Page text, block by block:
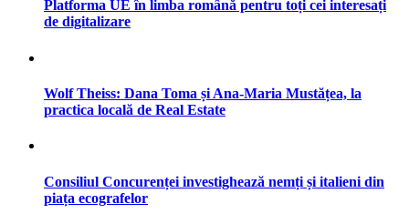
Platforma UE în limba română pentru toți cei interesați
de digitalizare
Wolf Theiss: Dana Toma și Ana-Maria Mustățea, la
practica locală de Real Estate
Consiliul Concurenței investighează nemți și italieni din
piața ecografelor